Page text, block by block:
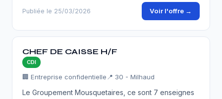
Publiée le 25/03/2026 Voir l'offre →
CHEF DE CAISSE H/F
CDI
🏢 Entreprise confidentielle 📍 30 - Milhaud
Le Groupement Mousquetaires, ce sont 7 enseignes